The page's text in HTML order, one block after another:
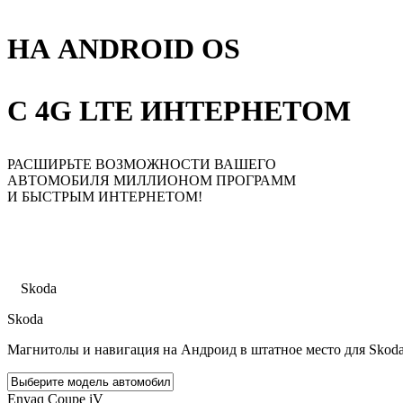
НА ANDROID OS
С 4G LTE ИНТЕРНЕТОМ
РАСШИРЬТЕ ВОЗМОЖНОСТИ ВАШЕГО
АВТОМОБИЛЯ МИЛЛИОНОМ ПРОГРАММ
И БЫСТРЫМ ИНТЕРНЕТОМ!
Skoda
Skoda
Магнитолы и навигация на Андроид в штатное место для
Enyaq Coupe iV